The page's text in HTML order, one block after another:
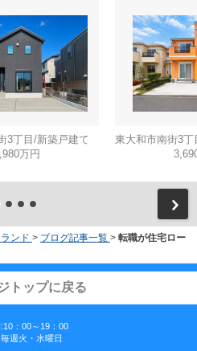
3丁目/新築戸建て
万円
ンド > ブログ記事一覧 > 転職が住宅ロー
トップに戻る
：00～19：00
週火・水曜日